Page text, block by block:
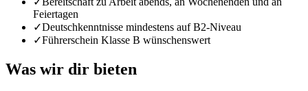
Feiertagen
✓Deutschkenntnisse mindestens auf B2-Niveau
✓Führerschein Klasse B wünschenswert
Was wir dir bieten